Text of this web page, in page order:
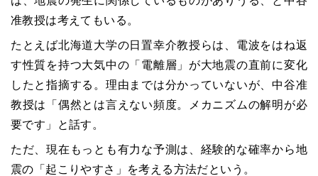
准教授は考えてもいる。
たとえば北海道大学の日置幸介教授らは、電波をはね返
す性質を持つ大気中の「電離層」が大地震の直前に変化
したと指摘する。理由までは分かっていないが、中谷准
教授は「偶然とは言えない頻度。メカニズムの解明が必
要です」と話す。
ただ、現在もっとも有力な予測は、経験的な確率から地
震の「起こりやすさ」を考える方法だという。